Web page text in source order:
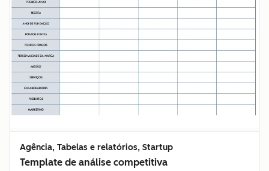
Agência, Tabelas e relatórios, Startup
Template de análise competitiva